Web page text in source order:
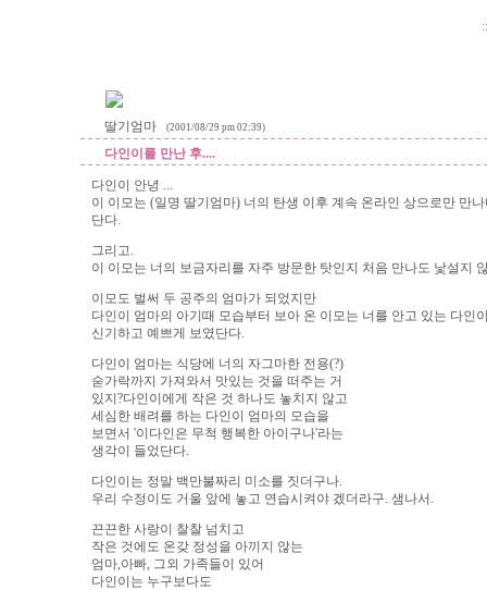
딸기엄마 (2001/08/29 pm 02:39)
다인이를 만난 후....
다인이 안녕 ...
이 이모는 (일명 딸기엄마) 너의 탄생 이후 계속 온라인 상으로만 만
단다.
그리고.
이 이모는 너의 보금자리를 자주 방문한 탓인지 처음 만나도 낯설지
이모도 벌써 두 공주의 엄마가 되었지만
다인이 엄마의 아기때 모습부터 보아 온 이모는 너를 안고 있는 다인
신기하고 예쁘게 보였단다.
다인이 엄마는 식당에 너의 자그마한 전용(?)
숟가락까지 가져와서 맛있는 것을 떠주는 거
있지?다인이에게 작은 것 하나도 놓치지 않고
세심한 배려를 하는 다인이 엄마의 모습을
보면서 '이다인은 무척 행복한 아이구나'라는
생각이 들었단다.
다인이는 정말 백만불짜리 미소를 짓더구나.
우리 수정이도 거울 앞에 놓고 연습시켜야 겠더라구. 샘나서.
끈끈한 사랑이 찰찰 넘치고
작은 것에도 온갖 정성을 아끼지 않는
엄마,아빠, 그외 가족들이 있어
다인이는 누구보다도